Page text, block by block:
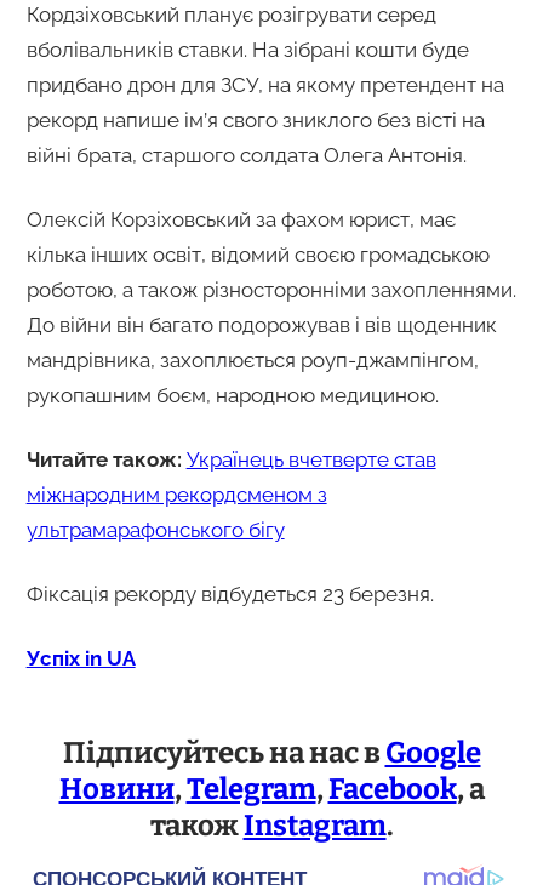
Кордзіховський планує розігрувати серед
вболівальників ставки. На зібрані кошти буде
придбано дрон для ЗСУ, на якому претендент на
рекорд напише ім’я свого зниклого без вісті на
війні брата, старшого солдата Олега Антонія.
Олексій Корзіховський за фахом юрист, має
кілька інших освіт, відомий своєю громадською
роботою, а також різносторонніми захопленнями.
До війни він багато подорожував і вів щоденник
мандрівника, захоплюється роуп-джампінгом,
рукопашним боєм, народною медициною.
Читайте також: Українець вчетверте став
міжнародним рекордсменом з
ультрамарафонського бігу
Фіксація рекорду відбудеться 23 березня.
Успіх in UA
Підписуйтесь на нас вGoogle
Новини,Telegram,Facebook, а
такожInstagram.